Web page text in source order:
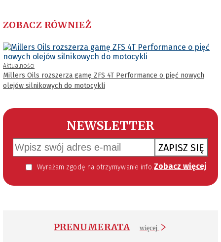
ZOBACZ RÓWNIEŻ
Aktualności
Millers Oils rozszerza gamę ZFS 4T Performance o pięć nowych
olejów silnikowych do motocykli
NEWSLETTER
ZAPISZ SIĘ
Wyrażam zgodę na otrzymywanie informacji handlowej kierowanej do mnie za pomocą środków komunikacji elektronicznej w szczególności poczty elektronicznej zgodnie z przepisem art. 10 ust 2 ustawy z dnia 18 lipca 2002 roku o świadczeniu usług drogą elektroniczną (Dz. U. 144 z 2002 r. poz. 1204). Zgoda jest dobrowolna, jednak jej wyrażenie jest konieczne, aby otrzymywać newsletter. Zobacz więcej
PRENUMERATA więcej